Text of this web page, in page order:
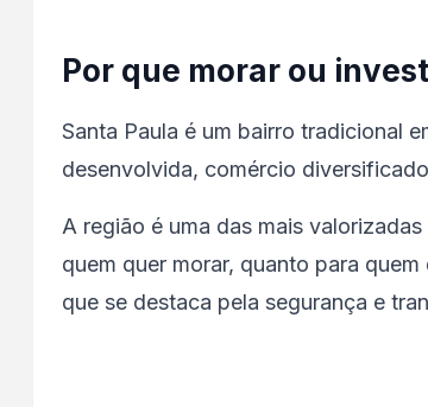
Por que morar ou
Santa Paula é um bairro tradicional
desenvolvida, comércio
A região é uma das mais
quem quer morar, quanto para
que se destaca pela segurança e